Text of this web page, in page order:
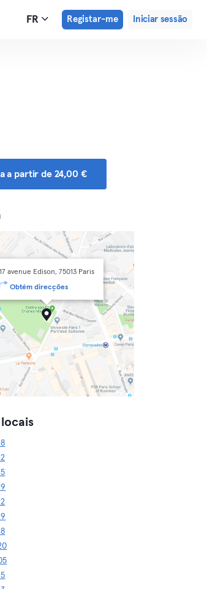
FR Registar-me Iniciar sessão
a partir de 24,00 €
17 avenue Edison, 75013 Paris
Obtém direcções